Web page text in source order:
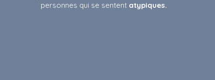
personnes qui se sentent atypiques.